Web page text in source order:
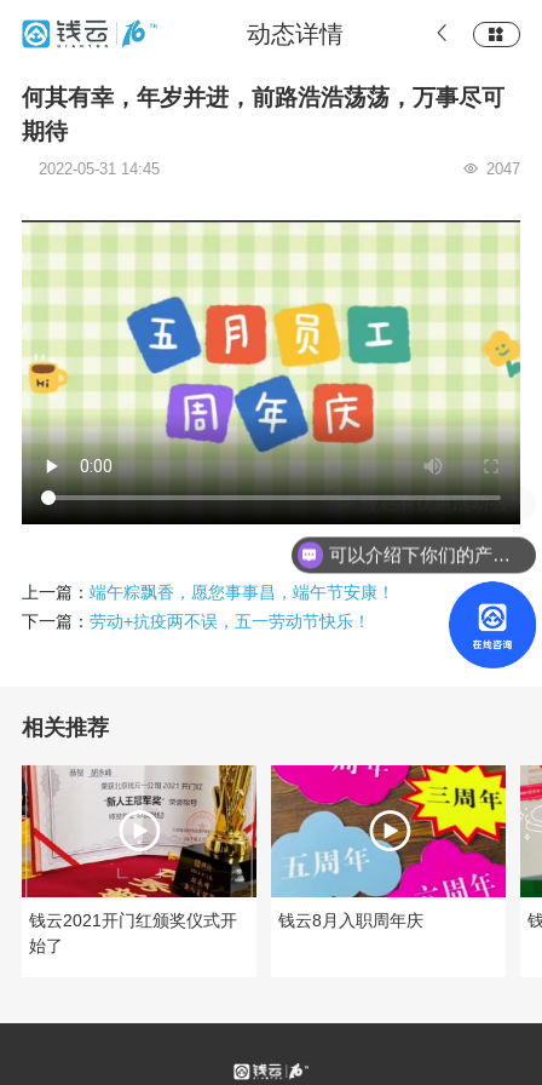
动态详情
何其有幸，年岁并进，前路浩浩荡荡，万事尽可
期待
2022-05-31 14:45 2047
上一篇： 端午粽飘香，愿您事事昌，端午节安康！
下一篇： 劳动+抗疫两不误，五一劳动节快乐！
相关推荐
钱云2021开门红颁奖仪式开
始了
钱云8月入职周年庆
可以介绍下你们的产品么？
现在有优惠活动么？